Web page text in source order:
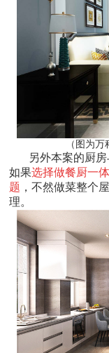
（图为
另外本案的厨
如果选择做餐厨一
题 ，不然做菜整个
理。